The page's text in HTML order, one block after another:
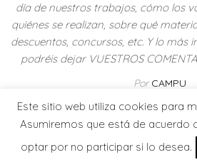
día de nuestros trabajos, cómo los
quiénes se realizan, sobre qué
descuentos, concursos, etc. Y lo más
podréis dejar VUESTROS
Por CAMPU
Leer más
Este sitio web utiliza cookies para
Asumiremos que está de acuerdo
optar por no participar si lo desea.